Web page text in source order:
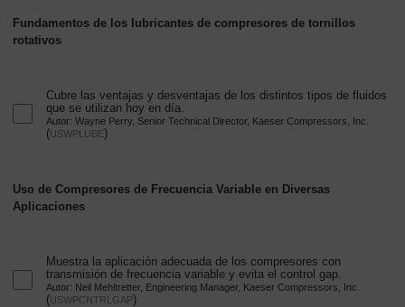
Fundamentos de los lubricantes de compresores de tornillos
rotativos
Cubre las ventajas y desventajas de los distintos tipos de fluidos
que se utilizan hoy en día.
Autor: Wayne Perry, Senior Technical Director, Kaeser Compressors, Inc.
(USWPLUBE)
Uso de Compresores de Frecuencia Variable en Diversas
Aplicaciones
Muestra la aplicación adecuada de los compresores con
transmisión de frecuencia variable y evita el control gap.
Autor: Neil Mehltretter, Engineering Manager, Kaeser Compressors, Inc.
(USWPCNTRLGAP)